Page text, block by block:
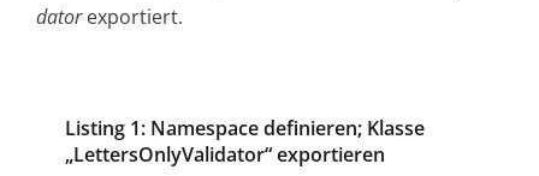
datorexportiert.
Listing 1: Namespace definieren; Klasse
„LettersOnlyValidator“ exportieren